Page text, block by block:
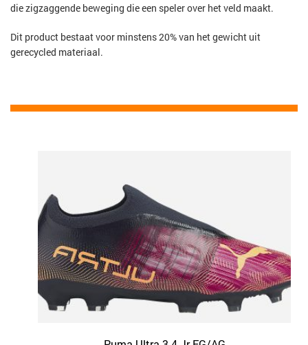
die zigzaggende beweging die een speler over het veld maakt.
Dit product bestaat voor minstens 20% van het gewicht uit
gerecycled materiaal.